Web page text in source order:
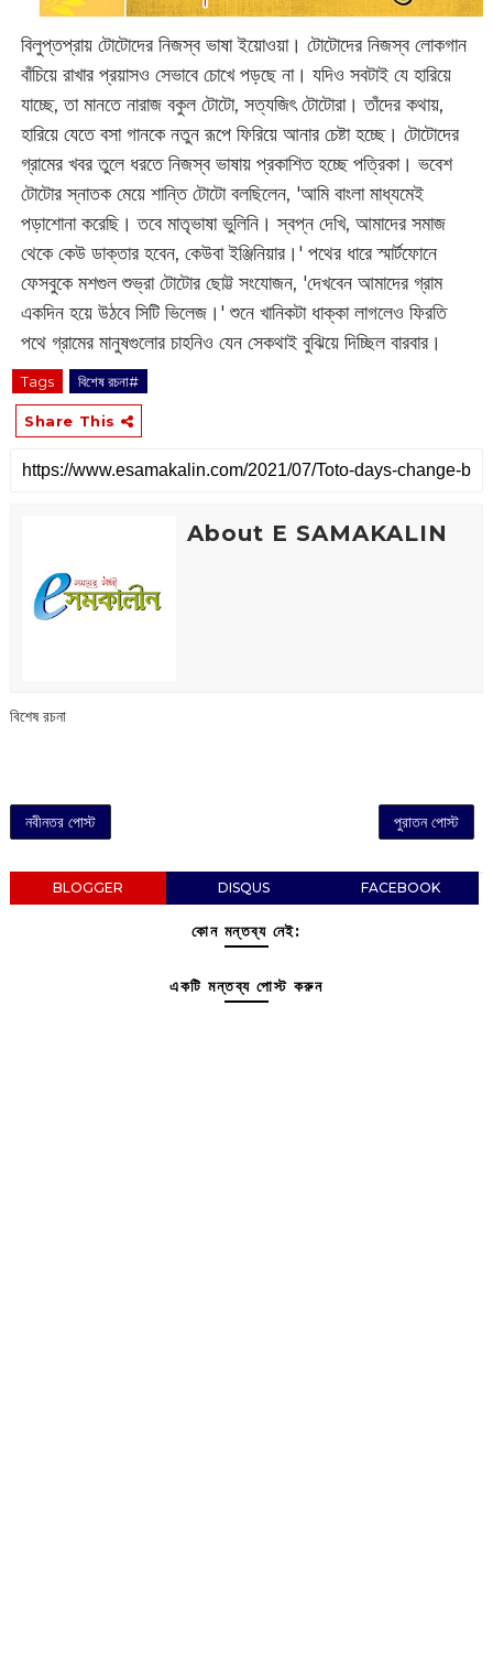
বিলুপ্তপ্রায় টোটোদের নিজস্ব ভাষা ইয়োওয়া। টোটোদের নিজস্ব লোকগান
বাঁচিয়ে রাখার প্রয়াসও সেভাবে চোখে পড়ছে না। যদিও সবটাই যে হারিয়ে
যাচ্ছে, তা মানতে নারাজ বকুল টোটো, সত্যজিৎ টোটোরা। তাঁদের কথায়,
হারিয়ে যেতে বসা গানকে নতুন রূপে ফিরিয়ে আনার চেষ্টা হচ্ছে। টোটোদের
গ্রামের খবর তুলে ধরতে নিজস্ব ভাষায় প্রকাশিত হচ্ছে পত্রিকা। ভবেশ
টোটোর স্নাতক মেয়ে শান্তি টোটো বলছিলেন, 'আমি বাংলা মাধ্যমেই
পড়াশোনা করেছি। তবে মাতৃভাষা ভুলিনি। স্বপ্ন দেখি, আমাদের সমাজ
থেকে কেউ ডাক্তার হবেন, কেউবা ইঞ্জিনিয়ার।'‌ পথের ধারে স্মার্টফোনে
ফেসবুকে মশগুল শুভ্রা টোটোর ছোট্ট সংযোজন, 'দেখবেন আমাদের গ্রাম
একদিন হয়ে উঠবে সিটি ভিলেজ।' শুনে খানিকটা ধাক্কা লাগলেও ফিরতি
পথে গ্রামের মানুষগুলোর চাহনিও যেন সেকথা‌ই বুঝিয়ে দিচ্ছিল বারবার।
Tags বিশেষ রচনা#
Share This
About E SAMAKALIN
বিশেষ রচনা
নবীনতর পোস্ট পুরাতন পোস্ট
BLOGGER DISQUS FACEBOOK
কোন মন্তব্য নেই:
একটি মন্তব্য পোস্ট করুন